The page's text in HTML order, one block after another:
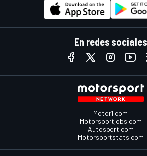
En redes sociales
Motor1.com
Motorsportjobs.com
Autosport.com
Motorsportstats.com